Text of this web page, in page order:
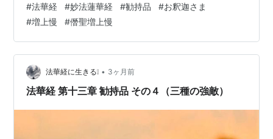
耐の功徳この三種の強敵のなかでいちばん始末に困り、
もっとも悪い敵は、第三の僭聖増上慢（せんしょうぞう
じょうまん）の人であり、経文はつづいてこの害を明ら
かにする。 僭聖増上慢の人は、物欲、権勢欲、名誉欲が
異常に強いので、大衆のなかに「法華経」 を説き弘める
人々の悪口を言う…
#法華経 #妙法蓮華経 #勧持品 #お釈迦さま
#増上慢 #僭聖増上慢
法華経に生きる❕ • 3ヶ月前
法華経 第十三章 勧持品 その４（三種の強敵）